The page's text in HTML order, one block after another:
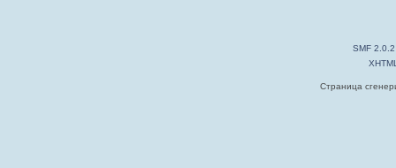
SMF 2.0.2
Страница